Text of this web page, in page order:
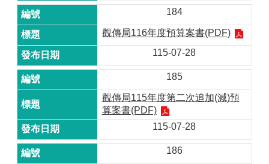
184
觀傳局116年度預算案書(PDF)
115-07-28
185
觀傳局115年度第二次追加(減)預
算案書(PDF)
115-07-28
186